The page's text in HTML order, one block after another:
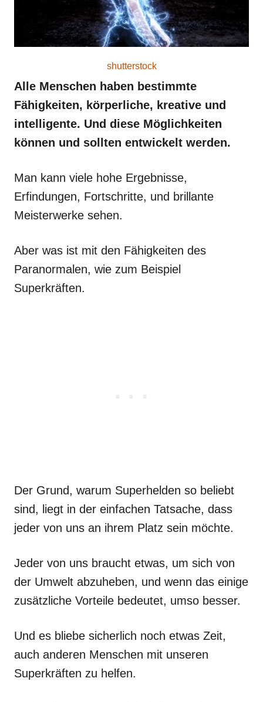
shutterstock
Alle Menschen haben bestimmte
Fähigkeiten, körperliche, kreative und
intelligente. Und diese Möglichkeiten
können und sollten entwickelt werden.
Man kann viele hohe Ergebnisse,
Erfindungen, Fortschritte, und brillante
Meisterwerke sehen.
Aber was ist mit den Fähigkeiten des
Paranormalen, wie zum Beispiel
Superkräften.
Der Grund, warum Superhelden so beliebt
sind, liegt in der einfachen Tatsache, dass
jeder von uns an ihrem Platz sein möchte.
Jeder von uns braucht etwas, um sich von
der Umwelt abzuheben, und wenn das einige
zusätzliche Vorteile bedeutet, umso besser.
Und es bliebe sicherlich noch etwas Zeit,
auch anderen Menschen mit unseren
Superkräften zu helfen.